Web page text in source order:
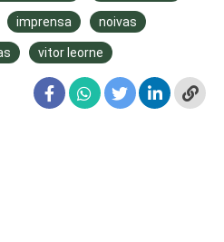
imprensa noivas
vitor leorne